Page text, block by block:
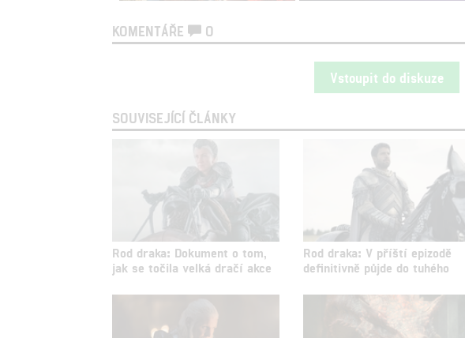
KOMENTÁŘE 0
Vstoupit do diskuze
SOUVISEJÍCÍ ČLÁNKY
Rod draka: Dokument o tom,
jak se točila velká dračí akce
Rod draka: V příští epizodě
definitivně půjde do tuhého